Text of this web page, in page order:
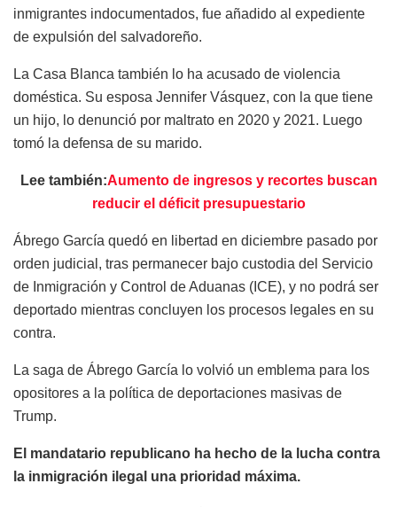
inmigrantes indocumentados, fue añadido al expediente
de expulsión del salvadoreño.
La Casa Blanca también lo ha acusado de violencia
doméstica. Su esposa Jennifer Vásquez, con la que tiene
un hijo, lo denunció por maltrato en 2020 y 2021. Luego
tomó la defensa de su marido.
Lee también:Aumento de ingresos y recortes buscan
reducir el déficit presupuestario
Ábrego García quedó en libertad en diciembre pasado por
orden judicial, tras permanecer bajo custodia del Servicio
de Inmigración y Control de Aduanas (ICE), y no podrá ser
deportado mientras concluyen los procesos legales en su
contra.
La saga de Ábrego García lo volvió un emblema para los
opositores a la política de deportaciones masivas de
Trump.
El mandatario republicano ha hecho de la lucha contra
la inmigración ilegal una prioridad máxima.